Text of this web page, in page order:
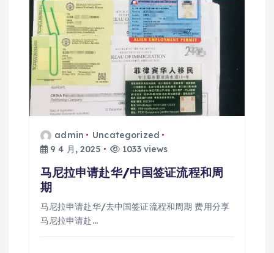
admin
Uncategorized
9 4 月, 2025
1033 views
马尼拉申请赴华/中国签证流程和周
期
马尼拉申请赴华/去中国签证流程和周期 费用分享
马尼拉申请赴…